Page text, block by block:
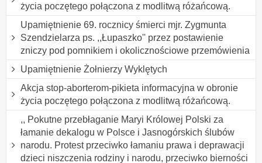
życia poczętego połączona z modlitwą różańcową.
Upamiętnienie 69. rocznicy śmierci mjr. Zygmunta
Szendzielarza ps. ,,Łupaszko'' przez postawienie
zniczy pod pomnikiem i okolicznościowe przemówienia
Upamiętnienie Żołnierzy Wyklętych
Akcja stop-aborterom-pikieta informacyjna w obronie
życia poczętego połączona z modlitwą różańcową.
,, Pokutne przebłaganie Maryi Królowej Polski za
łamanie dekalogu w Polsce i Jasnogórskich ślubów
narodu. Protest przeciwko łamaniu prawa i deprawacji
dzieci niszczenia rodziny i narodu, przeciwko bierności